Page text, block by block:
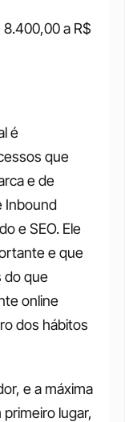
a R$
é
que
e de
Inbound
e SEO. Ele
e que
do que
online
dos hábitos
e a máxima
lugar,